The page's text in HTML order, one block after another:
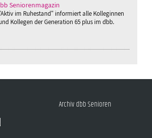
Seniorenmagazin
im Ruhestand" informiert alle Kolleginnen
Kollegen der Generation 65 plus im dbb.
Archiv dbb Senioren